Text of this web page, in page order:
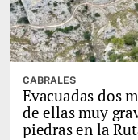
CABRALES
Evacuadas dos
de ellas muy
piedras en la